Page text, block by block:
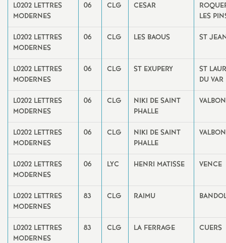
L0202 LETTRES
MODERNES
06 CLG CESAR
LES
L0202 LETTRES
MODERNES
06 CLG LES BAOUS ST
L0202 LETTRES
MODERNES
06 CLG ST EXUPERY
ST
DU VAR
L0202 LETTRES
MODERNES
06 CLG
NIKI DE SAINT
PHALLE
L0202 LETTRES
MODERNES
06 CLG
NIKI DE SAINT
PHALLE
L0202 LETTRES
MODERNES
06 LYC HENRI MATISSE VENCE
L0202 LETTRES
MODERNES
83 CLG RAIMU
L0202 LETTRES
MODERNES
83 CLG LA FERRAGE CUERS